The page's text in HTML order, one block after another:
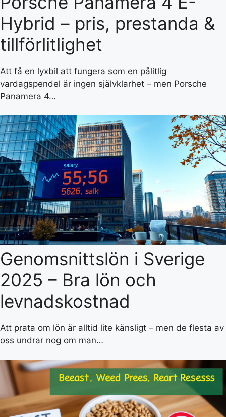
Hybrid – pris, prestanda &
tillförlitlighet
Att få en lyxbil att fungera som en pålitlig
vardagspendel är ingen självklarhet – men Porsche
Panamera 4…
Genomsnittslön i Sverige
2025 – Bra lön och
levnadskostnad
Att prata om lön är alltid lite känsligt – men de flesta av
oss undrar nog om man…